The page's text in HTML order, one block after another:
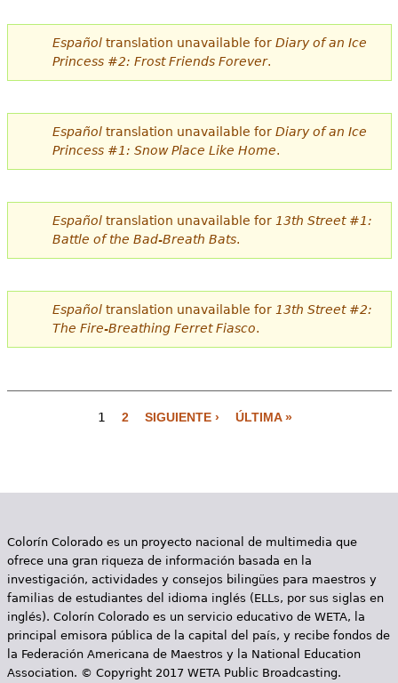
Españoltranslation unavailable for Diary of an Ice
Princess #2: Frost Friends Forever.
Españoltranslation unavailable for Diary of an Ice
Princess #1: Snow Place Like Home.
Españoltranslation unavailable for 13th Street #1:
Battle of the Bad-Breath Bats.
Españoltranslation unavailable for 13th Street #2:
The Fire-Breathing Ferret Fiasco.
g
n
a
s
1 2 SIGUIENTE › ÚLTIMA »
Colorín Colorado es un proyecto nacional de multimedia que
ofrece una gran riqueza de información basada en la
investigación, actividades y consejos bilingües para maestros y
familias de estudiantes del idioma inglés (ELLs, por sus siglas en
inglés). Colorín Colorado es un servicio educativo de WETA, la
principal emisora pública de la capital del país, y recibe fondos de
la Federación Americana de Maestros y la National Education
Association. © Copyright 2017 WETA Public Broadcasting.